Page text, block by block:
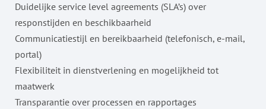
Duidelijke service level agreements (SLA’s) over
responstijden en beschikbaarheid
Communicatiestijl en bereikbaarheid (telefonisch, e-mail,
portal)
Flexibiliteit in dienstverlening en mogelijkheid tot
maatwerk
Transparantie over processen en rapportages